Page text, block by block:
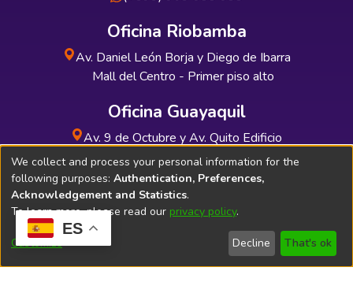
ES
Oficina Riobamba
Av. Daniel León Borja y Diego de Ibarra
Mall del Centro - Primer piso alto
Oficina Guayaquil
Av. 9 de Octubre y Av. Quito Edificio
INDUAUTO - Planta baja
Soporte Técnico Bibliolatino.com
We collect and process your personal information for the
following purposes: Authentication, Preferences,
Acknowledgement and Statistics.
To learn more, please read our privacy policy.
Customize Decline That's ok